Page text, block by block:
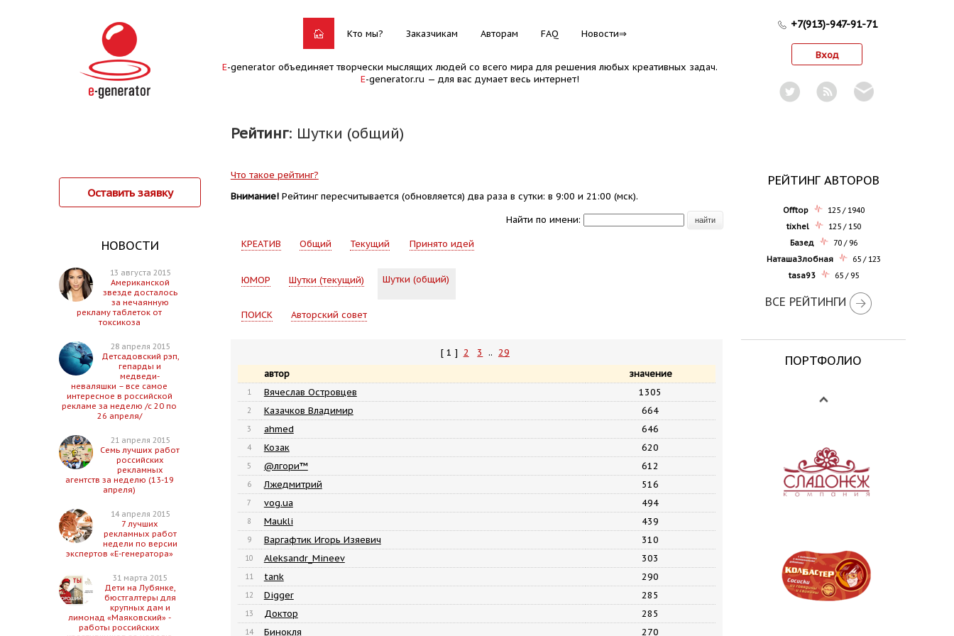
Кто мы? Заказчикам Авторам FAQ Новости
E-generator объединяет творчески мыслящих людей со всего мира для решения любых креативных задач.
E-generator.ru — для вас думает весь интернет!
+7(913)-947-91-71
Вход
Рейтинг: Шутки (общий)
Оставить заявку
НОВОСТИ
13 августа 2015
Американской
звезде досталось
за нечаянную
рекламу таблеток от
токсикоза
28 апреля 2015
Детсадовский рэп,
гепарды и
медведи-
неваляшки – все самое
интересное в российской
рекламе за неделю /с 20 по
26 апреля/
21 апреля 2015
Семь лучших работ
российских
рекламных
агентств за неделю (13-19
апреля)
14 апреля 2015
7 лучших
рекламных работ
недели по версии
экспертов «Е-генератора»
31 марта 2015
Дети на Лубянке,
бюстгалтеры для
крупных дам и
лимонад «Маяковский» -
работы российских
Что такое рейтинг?
Внимание!Рейтинг пересчитывается (обновляется) два раза в сутки: в 9:00 и 21:00 (мск).
Найти по имени:
КРЕАТИВ
Общий Текущий Принято идей
ЮМОР Шутки (текущий) Шутки (общий)
ПОИСК Авторский совет
[ 1 ] 2 3 .. 29
автор
значение
1 Вячеслав Островцев 1305
2 Казачков Владимир 664
3 ahmed 646
4 Козак 620
5 @лгори™ 612
6 Лжедмитрий 516
7 vog.ua 494
8 Maukli 439
9 Варгафтик Игорь Изяевич 310
10 Aleksandr_Mineev 303
11 tank 290
12 Digger 285
13 Доктор 285
14 Бинокля 270
РЕЙТИНГ АВТОРОВ
Offtop
125 / 1940
tixhel
125 / 150
Базед
70 / 96
НаташаЗлобная
65 / 123
tasa93
65 / 95
ВСЕ РЕЙТИНГИ
ПОРТФОЛИО